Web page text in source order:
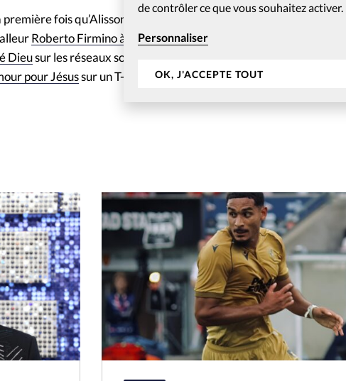
de contrôler ce que vous souhaitez activer.
Personnaliser
OK, J'ACCEPTE TOUT
première fois qu’Alisson Becker témoigne de sa foi en public. En
Roberto Firmino à son baptême, ce qui avait été partagé sur
Dieusur les réseaux sociaux après avoir été élu gardien de
pour Jésussur un T-shirt avec la victoire de Liverpool en Ligue